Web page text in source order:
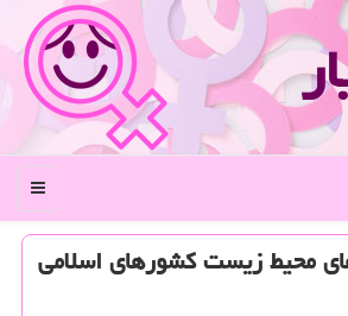
منو
محیط زیست كشورهای اسلامی